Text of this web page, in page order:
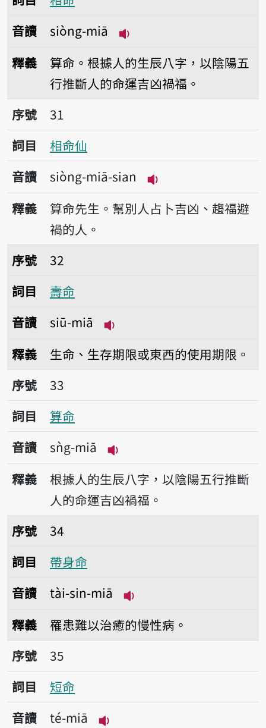
音讀
siòng-miā
釋義
算命。根據人的生辰八字，以陰陽五
行推斷人的命運吉凶禍福。
序號31相命仙
序號
31
詞目
相命仙
音讀
siòng-miā-sian
播放音讀siòng-miā-
釋義
算命先生。幫別人占卜吉凶、趨福避
禍的人。
序號32壽命
序號
32
詞目
壽命
音讀
siū-miā
釋義
生命、生存期限或東西的使用期限。
序號33算命
序號
33
詞目
算命
音讀
sǹg-miā
播放音讀sǹg-miā
釋義
根據人的生辰八字，以陰陽五行推斷
人的命運吉凶禍福。
序號34帶身命
序號
34
詞目
帶身命
音讀
tài-sin-miā
釋義
罹患難以治癒的慢性病。
序號35短命
序號
35
詞目
短命
音讀
té-miā